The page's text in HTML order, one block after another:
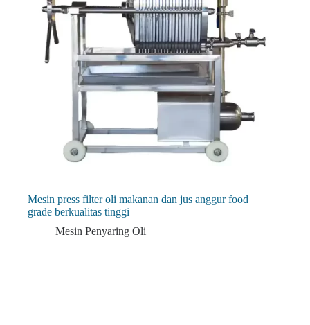
Mesin press filter oli makanan dan jus anggur food
grade berkualitas tinggi
Mesin Penyaring Oli